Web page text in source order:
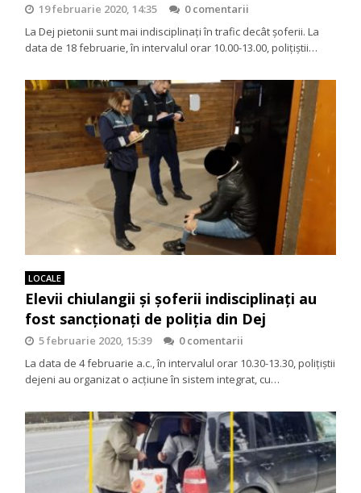
19 februarie 2020, 14:35
0 comentarii
La Dej pietonii sunt mai indisciplinați în trafic decât șoferii. La
data de 18 februarie, în intervalul orar 10.00-13.00, poliţiştii…
LOCALE
Elevii chiulangii și șoferii indisciplinați au
fost sancționați de poliția din Dej
5 februarie 2020, 15:39
0 comentarii
La data de 4 februarie a.c., în intervalul orar 10.30-13.30, poliţiştii
dejeni au organizat o acțiune în sistem integrat, cu…